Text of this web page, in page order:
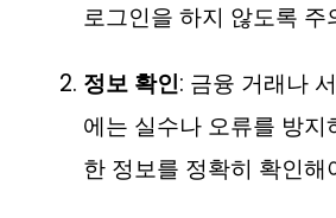
로그인을 하지 않도록 주
정보 확인: 금융 거래나
에는 실수나 오류를 방지
한 정보를 정확히 확인해